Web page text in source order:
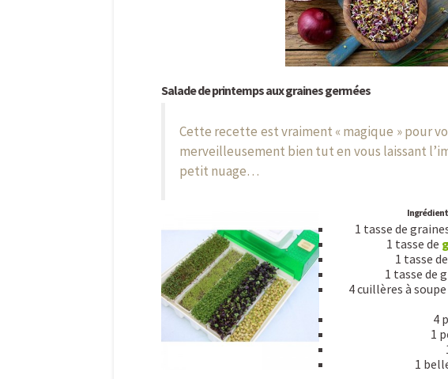
Salade de printemps aux graines germées
Cette recette est vraiment « magique » pour
merveilleusement bien tut en vous laissant
petit nuage…
1 tasse de
1 tasse de
1 tasse
1 tasse de
4 cuillères à
4
1
1